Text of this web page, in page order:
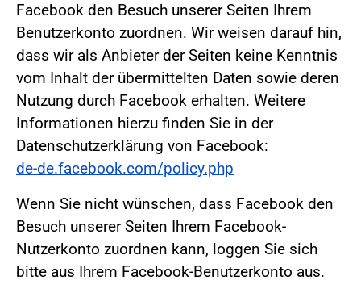
Facebook den Besuch unserer Seiten Ihrem
Benutzerkonto zuordnen. Wir weisen darauf hin,
dass wir als Anbieter der Seiten keine Kenntnis
vom Inhalt der übermittelten Daten sowie deren
Nutzung durch Facebook erhalten. Weitere
Informationen hierzu finden Sie in der
Datenschutzerklärung von Facebook:
de-de.facebook.com/policy.php
Wenn Sie nicht wünschen, dass Facebook den
Besuch unserer Seiten Ihrem Facebook-
Nutzerkonto zuordnen kann, loggen Sie sich
bitte aus Ihrem Facebook-Benutzerkonto aus.